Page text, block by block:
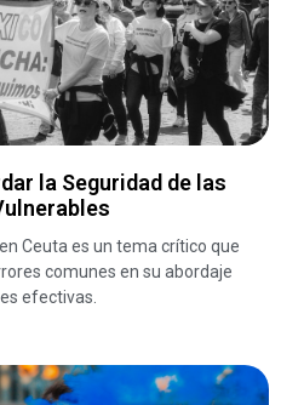
la Seguridad de las
Ceuta es un tema crítico que
comunes en su abordaje
efectivas.